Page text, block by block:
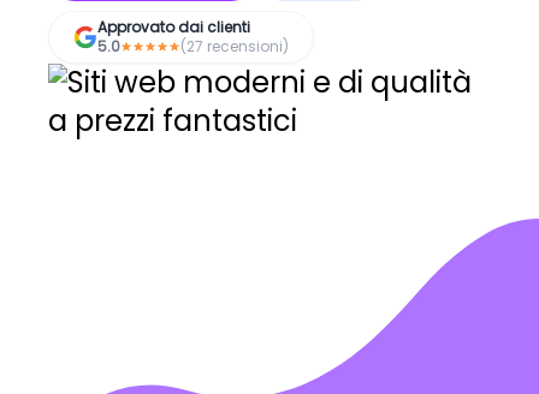
Approvato dai clienti
5.0
(27 recensioni)